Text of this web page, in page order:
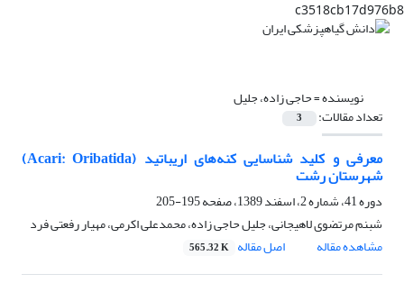
c3518cb17d976b8
نویسنده =حاجی زاده، جلیل
تعداد مقالات: 3
معرفی و کلید شناسایی کنه‌های اریباتید (Acari: Oribatida)
شهرستان رشت
دوره 41، شماره 2، اسفند 1389، صفحه
195-205
شبنم مرتضوی لاهیجانی، جلیل حاجی زاده، محمدعلی اکرمی، مهیار رفعتی فرد
مشاهده مقاله
اصل مقاله 565.32 K